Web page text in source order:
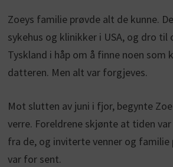
Zoeys familie prøvde alt de kunne.
sykehus og klinikker i USA, og dro til
Tyskland i håp om å finne noen som
datteren. Men alt var forgjeves.
Mot slutten av juni i fjor, begynte
verre. Foreldrene skjønte at tiden
fra de, og inviterte venner og
var for sent.